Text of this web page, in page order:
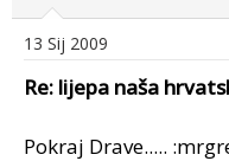
13 Sij 2009
Re: lijepa naša
Pokraj Drave.....